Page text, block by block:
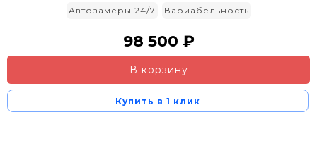
Автозамеры 24/7
Вариабельность
98 500 ₽
В корзину
Купить в 1 клик